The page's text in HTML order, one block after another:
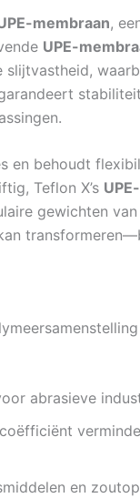
membraan,
UPE-
en behoudt
Teflon X’s
gewichten
abrasieve
en